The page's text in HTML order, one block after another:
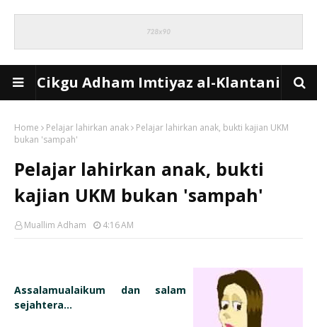
Cikgu Adham Imtiyaz al-Klantani
Home Pelajar lahirkan anak
Pelajar lahirkan anak, bukti kajian UKM
bukan 'sampah'
Pelajar lahirkan anak, bukti
kajian UKM bukan 'sampah'
Muallim Adham 4:16 AM
Assalamualaikum dan salam
sejahtera...